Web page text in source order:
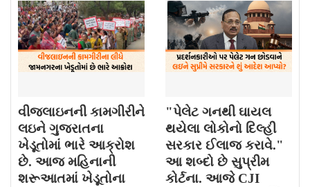
વીજલાઇનની કામગીરીને
લઇને ગુજરાતના
ખેડૂતોમાં ભારે આક્રોશ
છે. આજ મહિનાની
શરૂઆતમાં ખેડૂતોના
"પેલેટ ગનથી ઘાયલ
થયેલા લોકોનો દિલ્હી
સરકાર ઈલાજ કરાવે."
આ શબ્દો છે સુપ્રીમ
કોર્ટના. આજે CJI